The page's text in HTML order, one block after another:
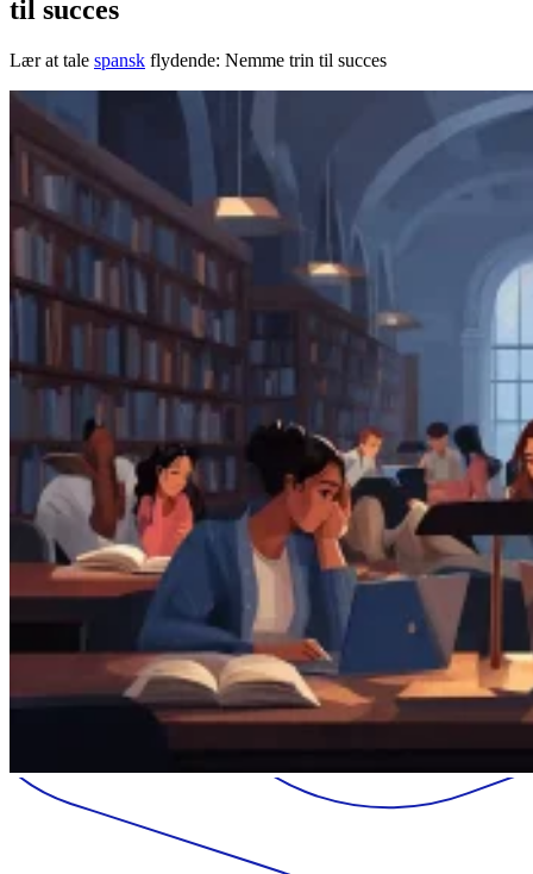
til succes
Lær at tale spansk flydende: Nemme trin til succes